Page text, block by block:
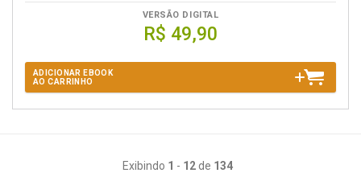
VERSÃO DIGITAL
R$ 49,90
ADICIONAR EBOOK
AO CARRINHO
Exibindo 1 - 12de 134